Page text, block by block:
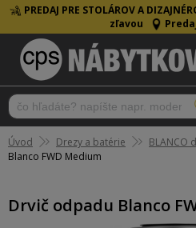
PREDAJ PRE STOLÁROV A
zľavou
Úvod Drezy a batérie BLANCO
Blanco FWD Medium
Drvič odpadu Blanco